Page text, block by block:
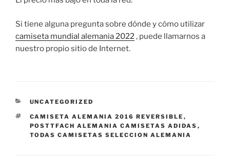
Si tiene alguna pregunta sobre dónde y cómo utilizar
camiseta mundial alemania 2022, puede llamarnos a
nuestro propio sitio de Internet.
CATEGORÍAS
UNCATEGORIZED
ETIQUETAS
CAMISETA ALEMANIA 2016 REVERSIBLE ,
POSTTFACH ALEMANIA CAMISETAS ADIDAS ,
TODAS CAMISETAS SELECCION ALEMANIA